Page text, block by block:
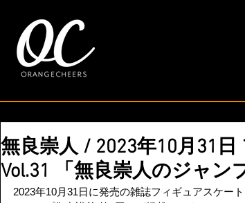
無良崇人 / 2023年10月31
Vol.31 「無良崇人のジャン
2023年10月31日に発売の雑誌フィギュアスケー